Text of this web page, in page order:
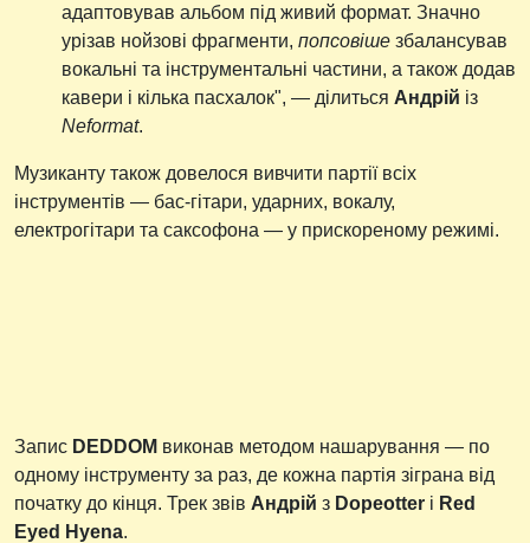
адаптовував альбом під живий формат. Значно
урізав нойзові фрагменти, попсовіше збалансував
вокальні та інструментальні частини, а також додав
кавери і кілька пасхалок", — ділиться Андрій із
Neformat.
Музиканту також довелося вивчити партії всіх
інструментів — бас-гітари, ударних, вокалу,
електрогітари та саксофона — у прискореному режимі.
Запис DEDDOM виконав методом нашарування — по
одному інструменту за раз, де кожна партія зіграна від
початку до кінця. Трек звів Андрій з Dopeotter і Red
Eyed Hyena.